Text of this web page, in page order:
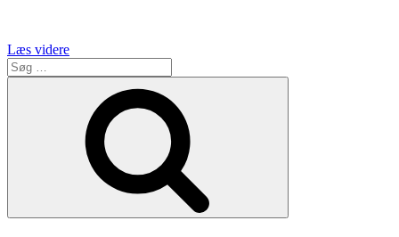
Læs videre“On
Roks
Torshavn
helt
Søg
efter: